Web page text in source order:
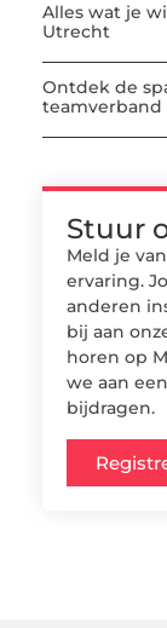
Alles wat je
Utrecht
Ontdek de
teamverband
Stuur
Meld je
ervaring.
anderen
bij aan
horen op
we aan
bijdragen.